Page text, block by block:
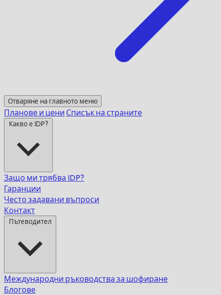
Отваряне на главното меню
Планове и цени Списък на страните
Какво е IDP?
Защо ми трябва IDP?
Гаранции
Често задавани въпроси
Контакт
Пътеводител
Международни ръководства за шофиране
Блогове